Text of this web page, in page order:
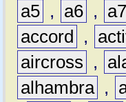
a5 , a6 , a7
accord
,
aircross
,
alhambra ,